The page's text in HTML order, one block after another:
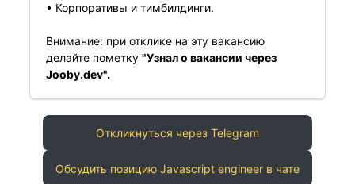
• Корпоративы и тимбилдинги.
Внимание: при отклике на эту вакансию
делайте пометку "Узнал о вакансии через
Jooby.dev".
Откликнуться через Telegram
Обсудить позицию Javascript engineer в чате